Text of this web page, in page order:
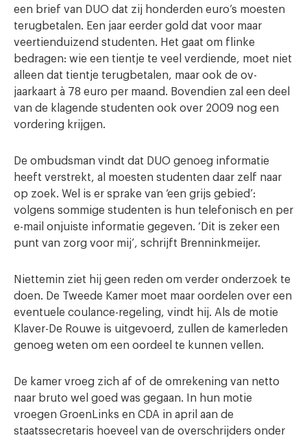
een brief van DUO dat zij honderden euro’s moesten
terugbetalen. Een jaar eerder gold dat voor maar
veertienduizend studenten. Het gaat om flinke
bedragen: wie een tientje te veel verdiende, moet niet
alleen dat tientje terugbetalen, maar ook de ov-
jaarkaart à 78 euro per maand. Bovendien zal een deel
van de klagende studenten ook over 2009 nog een
vordering krijgen.
De ombudsman vindt dat DUO genoeg informatie
heeft verstrekt, al moesten studenten daar zelf naar
op zoek. Wel is er sprake van ‘een grijs gebied’:
volgens sommige studenten is hun telefonisch en per
e-mail onjuiste informatie gegeven. ‘Dit is zeker een
punt van zorg voor mij’, schrijft Brenninkmeijer.
Niettemin ziet hij geen reden om verder onderzoek te
doen. De Tweede Kamer moet maar oordelen over een
eventuele coulance-regeling, vindt hij. Als de motie
Klaver-De Rouwe is uitgevoerd, zullen de kamerleden
genoeg weten om een oordeel te kunnen vellen.
De kamer vroeg zich af of de omrekening van netto
naar bruto wel goed was gegaan. In hun motie
vroegen GroenLinks en CDA in april aan de
staatssecretaris hoeveel van de overschrijders onder